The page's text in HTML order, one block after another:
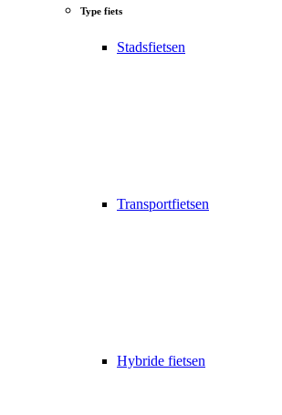
Type fiets
Stadsfietsen
Transportfietsen
Hybride fietsen